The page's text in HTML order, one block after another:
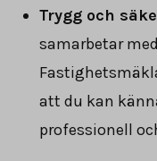
Trygg och
samarbetar
att du kan
professionell